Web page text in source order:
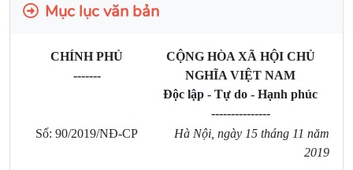
Mục lục văn bản
CHÍNH PHỦ
-------
CỘNG HÒA XÃ HỘI CHỦ
NGHĨA VIỆT NAM
Độc lập - Tự do - Hạnh phúc
---------------
Số: 90/2019/NĐ-CP
Hà Nội, ngày 15 tháng 11 năm
2019